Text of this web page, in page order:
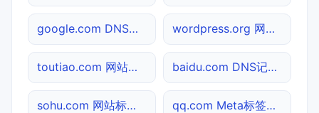
google.com DNS记录查询 wordpress.org 网站标题查询
toutiao.com 网站标题查询 baidu.com DNS记录查询
sohu.com 网站标题查询 qq.com Meta标签查询